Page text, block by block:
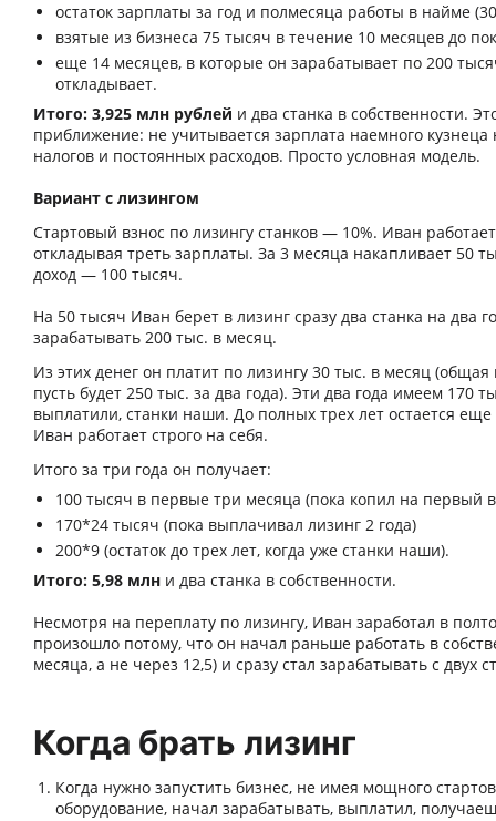
остаток зарплаты за год и полмесяца работы в найме
взятые из бизнеса 75 тысяч в течение 10 месяцев до
еще 14 месяцев, в которые он зарабатывает по 200
откладывает.
Итого: 3,925 млн рублей и два станка в собственности.
приближение: не учитывается зарплата наемного кузнеца
налогов и постоянных расходов. Просто условная модель.
Вариант с лизингом
Стартовый взнос по лизингу станков — 10%. Иван
откладывая треть зарплаты. За 3 месяца накапливает 50
доход — 100 тысяч.
На 50 тысяч Иван берет в лизинг сразу два станка на два
зарабатывать 200 тыс. в месяц.
Из этих денег он платит по лизингу 30 тыс. в месяц (общая
пусть будет 250 тыс. за два года). Эти два года имеем 170
выплатили, станки наши. До полных трех лет остается
Иван работает строго на себя.
Итого за три года он получает:
100 тысяч в первые три месяца (пока копил на первый
170*24 тысяч (пока выплачивал лизинг 2 года)
200*9 (остаток до трех лет, когда уже станки наши).
Итого: 5,98 млн и два станка в собственности.
Несмотря на переплату по лизингу, Иван заработал в
произошло потому, что он начал раньше работать в
месяца, а не через 12,5) и сразу стал зарабатывать с двух
Когда брать лизинг
Когда нужно запустить бизнес, не имея мощного
оборудование, начал зарабатывать, выплатил,